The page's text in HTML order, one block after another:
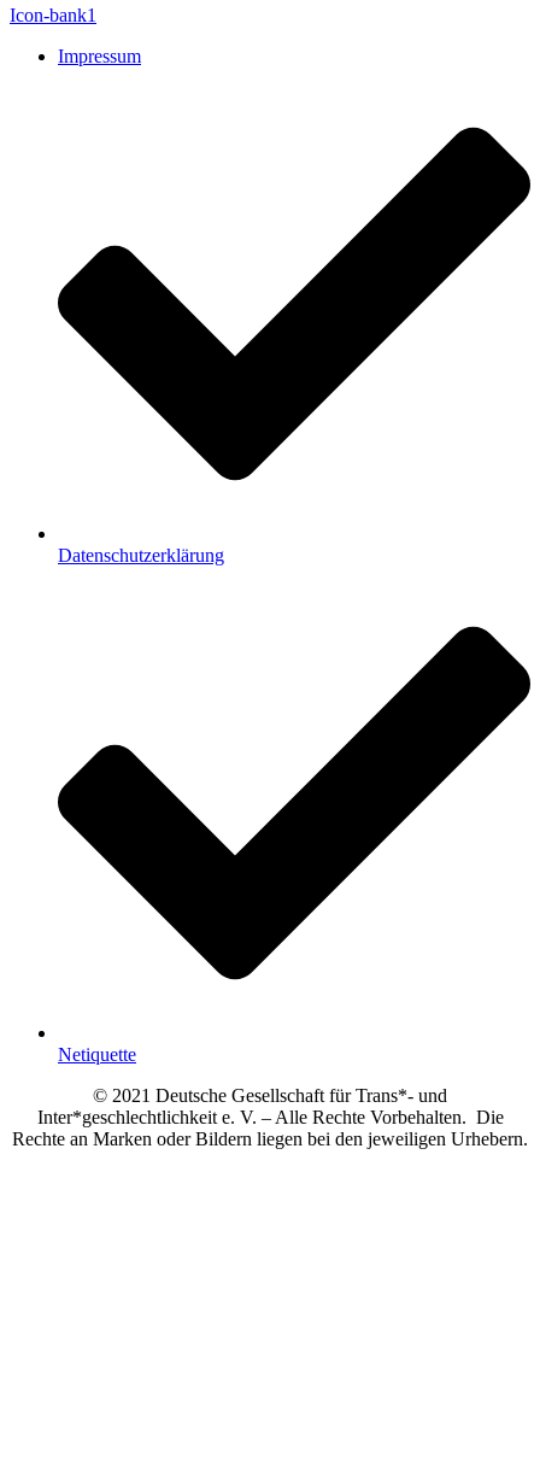
Icon-bank1
Impressum
Datenschutzerklärung
Netiquette
© 2021 Deutsche Gesellschaft für Trans*- und
Inter*geschlechtlichkeit e. V. – Alle Rechte Vorbehalten. Die
Rechte an Marken oder Bildern liegen bei den jeweiligen Urhebern.